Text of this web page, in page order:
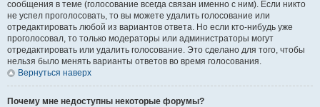
сообщения в теме (голосование всегда связан именно с ним). Если никто
не успел проголосовать, то вы можете удалить голосование или
отредактировать любой из вариантов ответа. Но если кто-нибудь уже
проголосовал, то только модераторы или администраторы могут
отредактировать или удалить голосование. Это сделано для того, чтобы
нельзя было менять варианты ответов во время голосования.
Вернуться наверх
Почему мне недоступны некоторые форумы?